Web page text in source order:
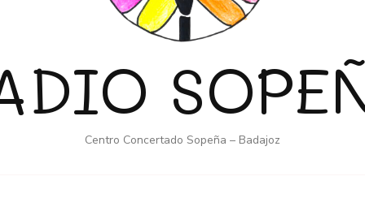
Centro Concertado Sopeña – Badajoz